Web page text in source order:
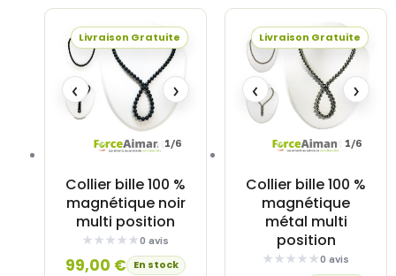
Collier bille 100 %
magnétique noir
multi position
0 avis
99,00 € En stock
Livraison Gratuite
‹ ›
1/6
Collier bille 100 %
magnétique
métal multi
position
0 avis
Livraison Gratuite
‹ ›
1/6